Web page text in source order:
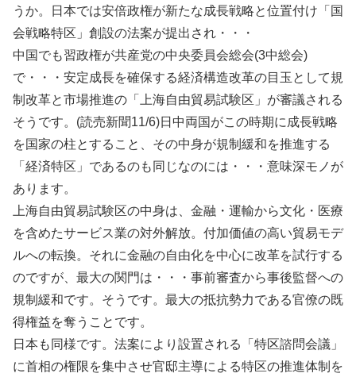
うか。日本では安倍政権が新たな成長戦略と位置付け「国
会戦略特区」創設の法案が提出され・・・
中国でも習政権が共産党の中央委員会総会(3中総会)
で・・・安定成長を確保する経済構造改革の目玉として規
制改革と市場推進の「上海自由貿易試験区」が審議される
そうです。(読売新聞11/6)日中両国がこの時期に成長戦略
を国家の柱とすること、その中身が規制緩和を推進する
「経済特区」であるのも同じなのには・・・意味深モノが
あります。
上海自由貿易試験区の中身は、金融・運輸から文化・医療
を含めたサービス業の対外解放。付加価値の高い貿易モデ
ルへの転換。それに金融の自由化を中心に改革を試行する
のですが、最大の関門は・・・事前審査から事後監督への
規制緩和です。そうです。最大の抵抗勢力である官僚の既
得権益を奪うことです。
日本も同様です。法案により設置される「特区諮問会議」
に首相の権限を集中させ官邸主導による特区の推進体制を